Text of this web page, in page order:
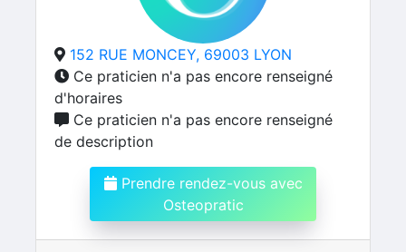
152 RUE MONCEY, 69003 LYON
Ce praticien n'a pas encore renseigné
d'horaires
Ce praticien n'a pas encore renseigné
de description
Prendre rendez-vous avec
Osteopratic